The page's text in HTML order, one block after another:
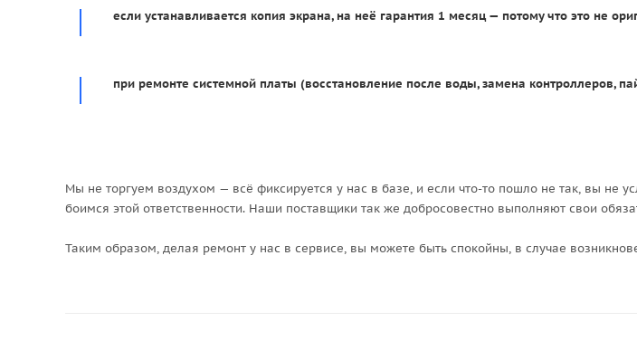
если устанавливается копия экрана, на неё гарантия 1 месяц — потому что это не
при ремонте системной платы (восстановление после воды, замена контроллеров,
Мы не торгуем воздухом — всё фиксируется у нас в базе, и если что-то пошло не так, вы не
боимся этой ответственности. Наши поставщики так же добросовестно выполняют свои
Таким образом, делая ремонт у нас в сервисе, вы можете быть спокойны, в случае